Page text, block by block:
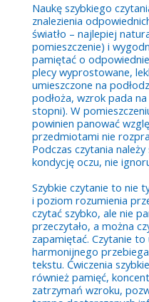
Naukę szybkiego
znalezienia
światło – najlepiej
pomieszczenie) i
pamiętać o
plecy wyprostowane,
umieszczone na
podłoża, wzrok pada
stopni). W
powinien panować
przedmiotami nie
Podczas czytania
kondycję oczu, nie
Szybkie czytanie to nie
i poziom rozumienia
czytać szybko, ale nie
przeczytało, a można
zapamiętać. Czytanie
harmonijnego
tekstu. Ćwiczenia
również pamięć,
zatrzymań wzroku,